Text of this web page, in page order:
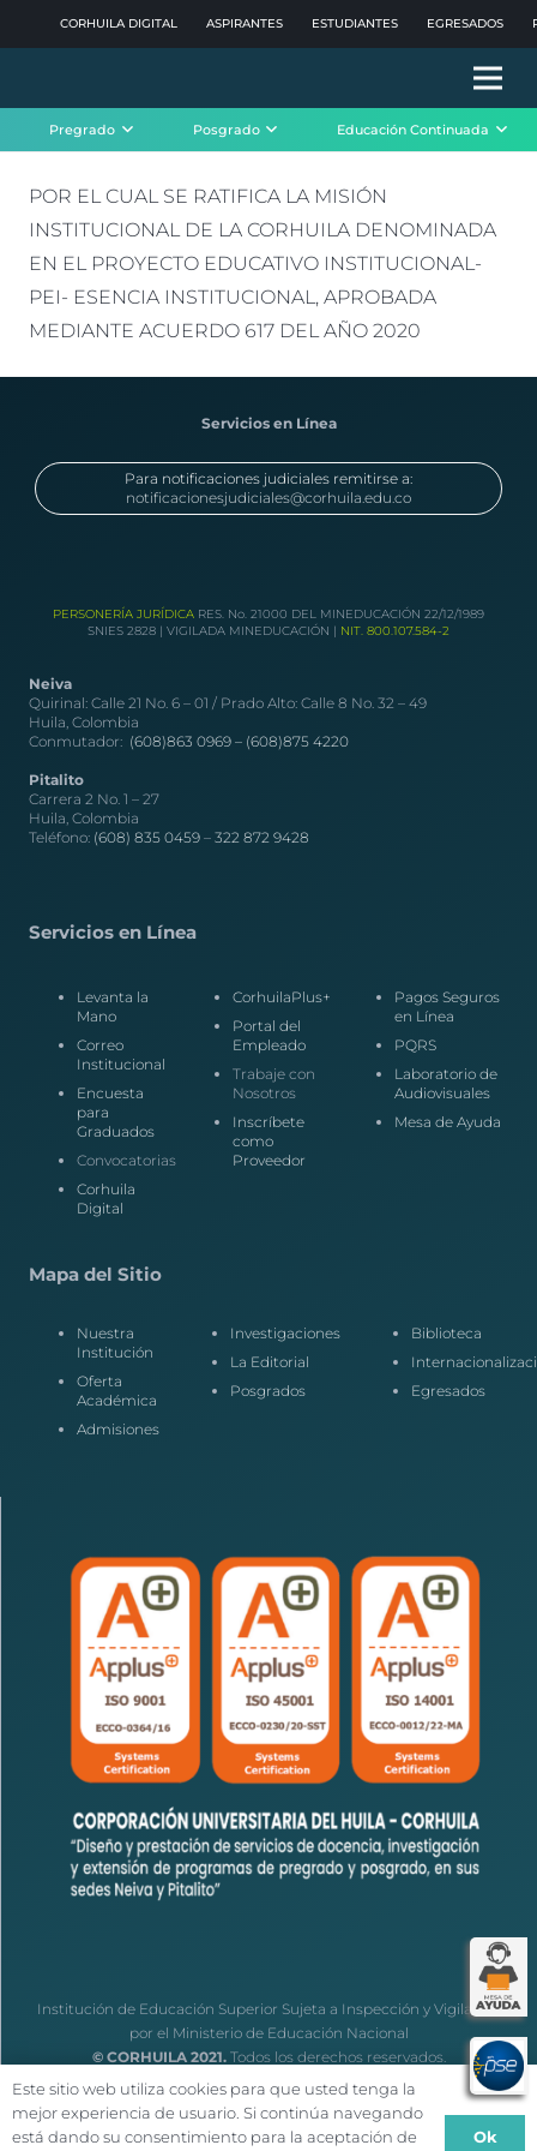
CORHUILA DIGITAL ASPIRANTES ESTUDIANTES EGRESADOS
Pregrado Posgrado Educación Continuada
POR EL CUAL SE RATIFICA LA MISIÓN
INSTITUCIONAL DE LA CORHUILA DENOMINADA
EN EL PROYECTO EDUCATIVO INSTITUCIONAL-
PEI- ESENCIA INSTITUCIONAL, APROBADA
MEDIANTE ACUERDO 617 DEL AÑO 2020
Servicios en Línea
Para notificaciones judiciales remitirse a:
notificacionesjudiciales@corhuila.edu.co
PERSONERÍA JURÍDICA RES. No. 21000 DEL MINEDUCACIÓN 22/12/1989
SNIES 2828 | VIGILADA MINEDUCACIÓN | NIT. 800.107.584-2
Neiva
Quirinal: Calle 21 No. 6 – 01 / Prado Alto: Calle 8 No. 32 – 49
Huila, Colombia
Conmutador: (608)863 0969 – (608)875 4220
Pitalito
Carrera 2 No. 1 – 27
Huila, Colombia
Teléfono: (608) 835 0459 – 322 872 9428
Servicios en Línea
Levanta la
Mano
Correo
Institucional
Encuesta
para
Graduados
Convocatorias
Corhuila
Digital
CorhuilaPlus+
Portal del
Empleado
Trabaje con
Nosotros
Inscríbete
como
Proveedor
Pagos Seguros
en Línea
PQRS
Laboratorio de
Audiovisuales
Mesa de Ayuda
Mapa del Sitio
Nuestra
Institución
Oferta
Académica
Admisiones
Investigaciones
La Editorial
Posgrados
Biblioteca
Egresados
Institución de Educación Superior Sujeta a Inspección y Vigilancia
por el Ministerio de Educación Nacional
© CORHUILA 2021. Todos los derechos reservados.
Este sitio web utiliza cookies para que usted tenga la
mejor experiencia de usuario. Si continúa navegando
está dando su consentimiento para la aceptación de
Ok